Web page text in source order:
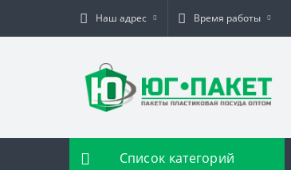
Наш адрес Время работы
Список категорий